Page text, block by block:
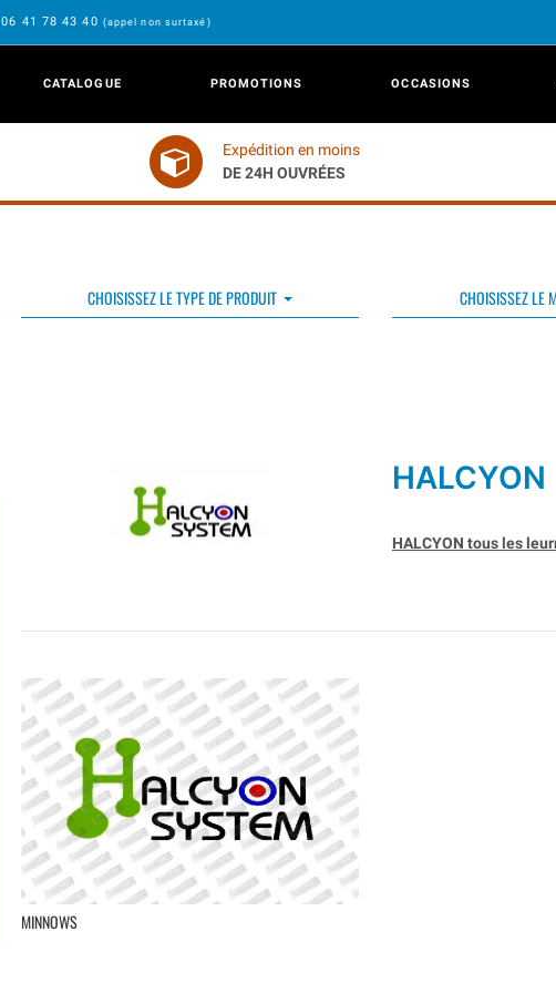
06 41 78 43 40 (appel non surtaxé)
CATALOGUE PROMOTIONS OCCASIONS
Expédition en moins
DE 24H OUVRÉES
CHOISISSEZ LE TYPE DE PRODUIT CHOISISSEZ LE
HALCYON
HALCYON tous les
MINNOWS